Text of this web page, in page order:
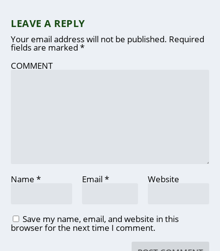
LEAVE A REPLY
Your email address will not be published. Required
fields are marked*
COMMENT
Name* Email * Website
Save my name, email, and website in this
browser for the next time I comment.